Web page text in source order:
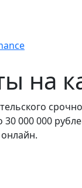
на
30 000 000